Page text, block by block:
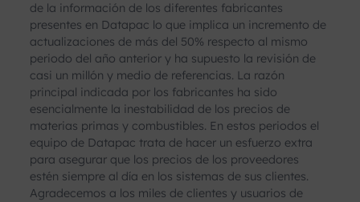
de la información de los diferentes fabricantes
presentes en Datapac lo que implica un incremento de
actualizaciones de más del 50% respecto al mismo
periodo del año anterior y ha supuesto la revisión de
casi un millón y medio de referencias. La razón
principal indicada por los fabricantes ha sido
esencialmente la inestabilidad de los precios de
materias primas y combustibles. En estos periodos el
equipo de Datapac trata de hacer un esfuerzo extra
para asegurar que los precios de los proveedores
estén siempre al día en los sistemas de sus clientes.
Agradecemos a los miles de clientes y usuarios de